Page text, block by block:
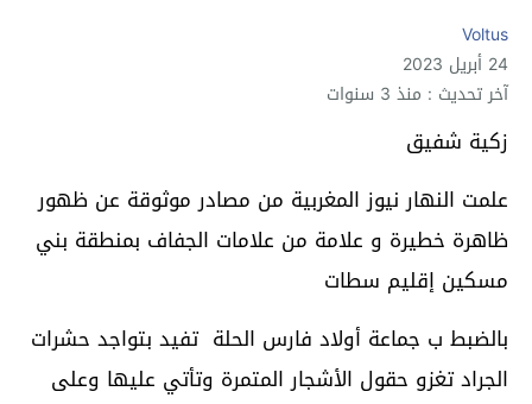
Voltus
24 أبريل 2023
آخر تحديث : منذ 3 سنوات
زكية شفيق
علمت النهار نيوز المغربية من مصادر موثوقة عن ظهور
ظاهرة خطيرة و علامة من علامات الجفاف بمنطقة بني
مسكين إقليم سطات
بالضبط ب جماعة أولاد فارس الحلة تفيد بتواجد حشرات
الجراد تغزو حقول الأشجار المتمرة وتأتي عليها وعلى